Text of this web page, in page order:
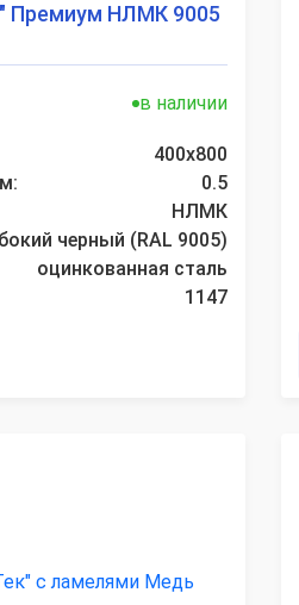
Премиум НЛМК 9005
в наличии
400х800
0.5
НЛМК
черный (RAL 9005)
оцинкованная сталь
1147